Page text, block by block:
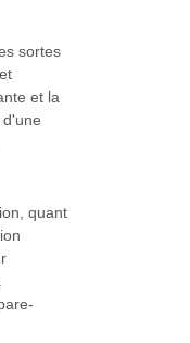
sortes
et la
quant